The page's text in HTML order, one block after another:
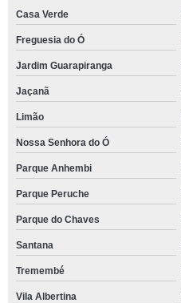
Casa Verde
Freguesia do Ó
Jardim Guarapiranga
Jaçanã
Limão
Nossa Senhora do Ó
Parque Anhembi
Parque Peruche
Parque do Chaves
Santana
Tremembé
Vila Albertina